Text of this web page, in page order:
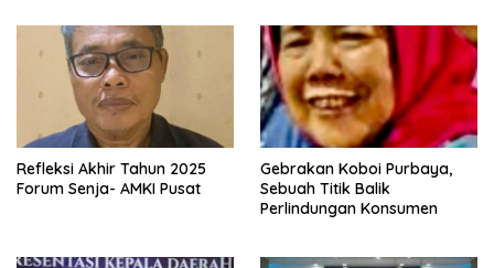
Refleksi Akhir Tahun 2025
Forum Senja- AMKI Pusat
Gebrakan Koboi Purbaya,
Sebuah Titik Balik
Perlindungan Konsumen